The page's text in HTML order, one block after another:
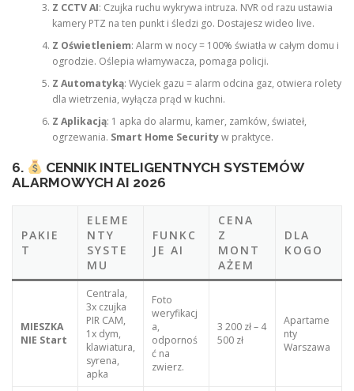
Z CCTV AI: Czujka ruchu wykrywa intruza. NVR od razu ustawia
kamery PTZ na ten punkt i śledzi go. Dostajesz wideo live.
Z Oświetleniem: Alarm w nocy = 100% światła w całym domu i
ogrodzie. Oślepia włamywacza, pomaga policji.
Z Automatyką: Wyciek gazu = alarm odcina gaz, otwiera rolety
dla wietrzenia, wyłącza prąd w kuchni.
Z Aplikacją: 1 apka do alarmu, kamer, zamków, świateł,
ogrzewania. Smart Home Securityw praktyce.
6.
CENNIK INTELIGENTNYCH SYSTEMÓW
ALARMOWYCH AI 2026
PAKIE
T
ELEME
NTY
SYSTE
MU
FUNKC
JE AI
CENA
Z
MONT
AŻEM
DLA
KOGO
MIESZKA
NIE Start
Centrala,
3x czujka
PIR CAM,
1x dym,
klawiatura,
syrena,
apka
Foto
weryfikacj
a,
odpornoś
ć na
zwierz.
3 200 zł – 4
500 zł
Apartame
nty
Warszawa